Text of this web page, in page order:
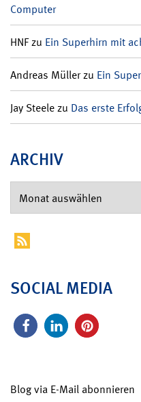
Computer
HNFzu Ein Superhirn mit
Andreas Müllerzu Ein
Jay Steelezu Das erste
ARCHIV
SOCIAL MEDIA
Blog via E-Mail abonnieren